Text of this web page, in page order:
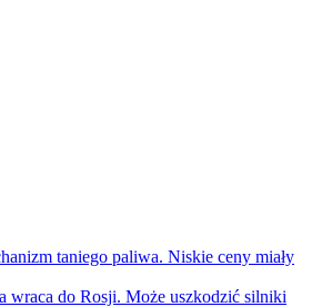
taniego paliwa. Niskie ceny miały
wraca do Rosji. Może uszkodzić silniki